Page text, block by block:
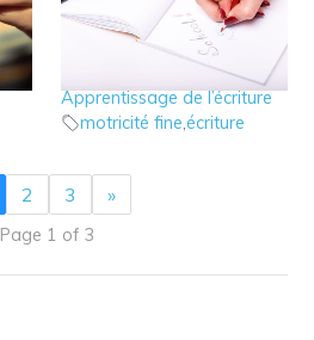
2 – La tenue de
Apprentissage de l’écriture
motricité fine,écriture
2 3 »
Page 1 of 3